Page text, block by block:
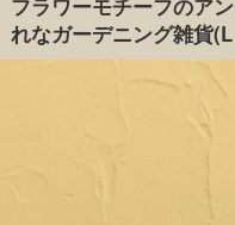
フラワーモチーフのア
れなガーデニング雑貨